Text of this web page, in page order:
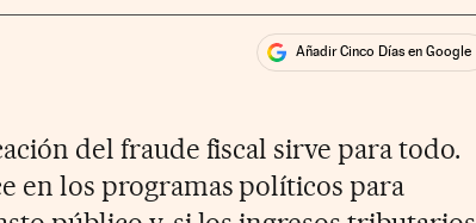
Añadir Cinco Días en Google
del fraude fiscal sirve para todo.
en los programas políticos para